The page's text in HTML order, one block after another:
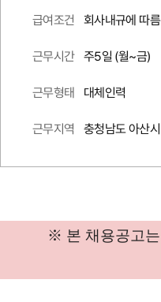
급여조건 회사내규에 따름
근무시간 주5일 (월~금)
근무형태 대체인력
근무지역 충청남도 아산시
※ 본 채용공고는